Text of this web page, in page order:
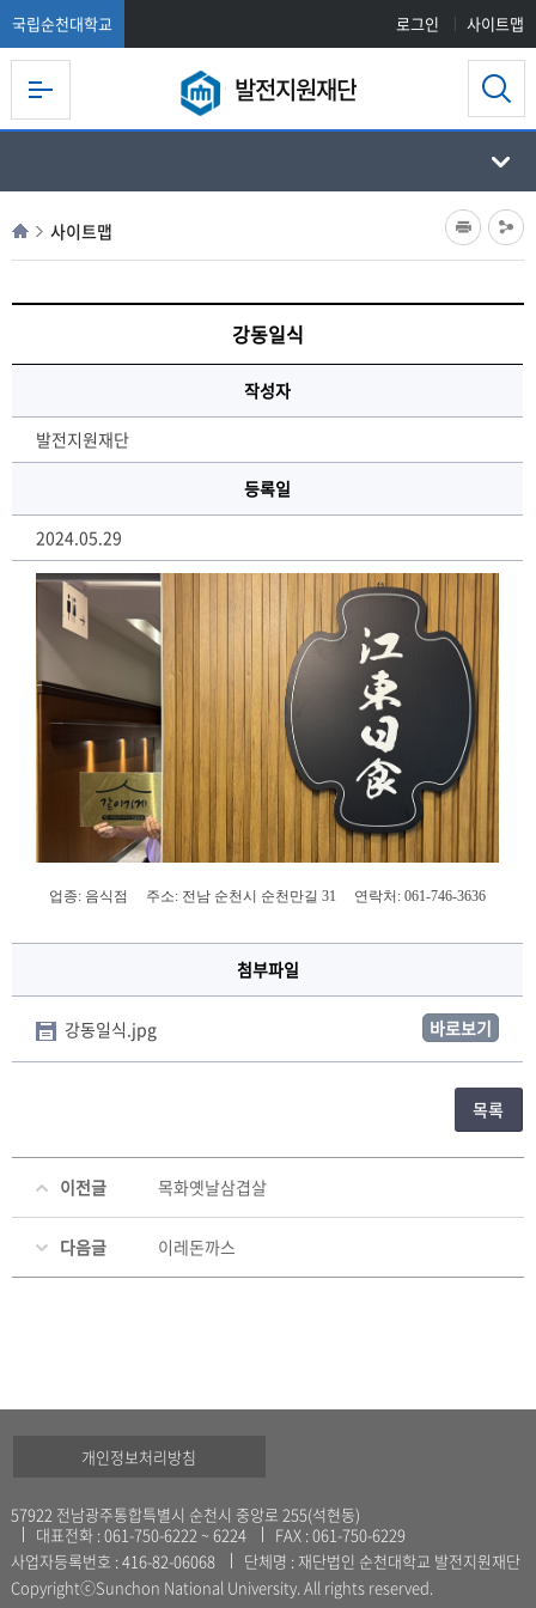
국립순천대학교 로그인 사이트맵
발전지원재단
사이트맵
강동일식
작성자
발전지원재단
등록일
2024.05.29
업종: 음식점 주소: 전남 순천시 순천만길 31 연락처: 061-746-3636
첨부파일
강동일식.jpg 바로보기
목록
이전글 목화옛날삼겹살
다음글 이레돈까스
개인정보처리방침
57922 전남광주통합특별시 순천시 중앙로 255(석현동)
대표전화 : 061-750-6222 ~ 6224
FAX : 061-750-6229
사업자등록번호 : 416-82-06068
단체명 : 재단법인 순천대학교 발전지원재단
CopyrightⓒSunchon National University. All rights reserved.